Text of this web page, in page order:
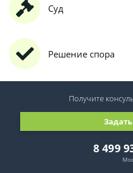
Суд
Решение спора
8 499
Получите